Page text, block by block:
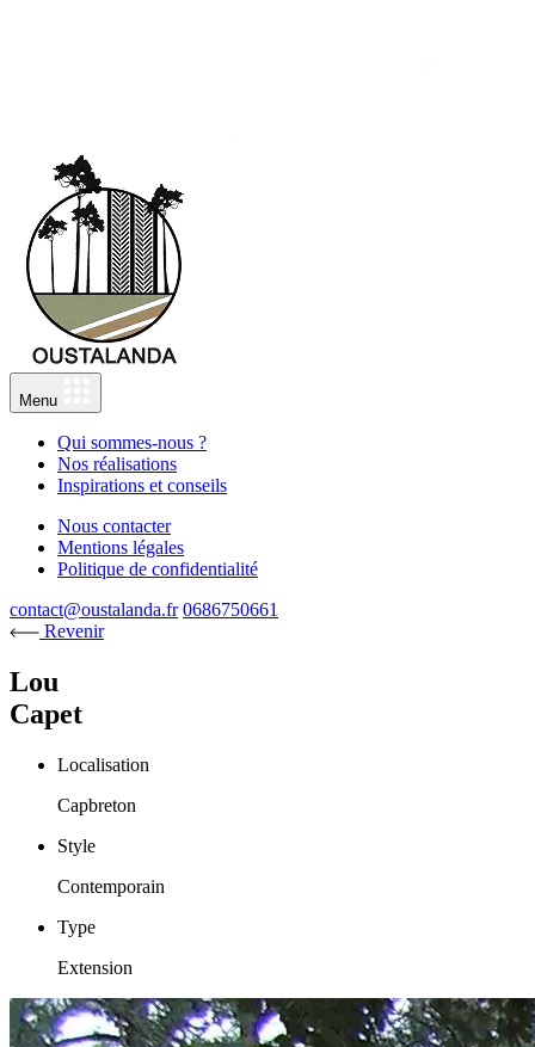
Menu
Qui sommes-nous ?
Nos réalisations
Inspirations et conseils
Nous contacter
Mentions légales
Politique de confidentialité
contact@oustalanda.fr 0686750661
Revenir
Lou
Capet
Localisation
Capbreton
Style
Contemporain
Type
Extension